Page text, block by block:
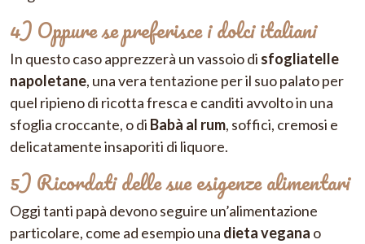
4) Oppure se preferisce i dolci italiani
In questo caso apprezzerà un vassoio di sfogliatelle
napoletane, una vera tentazione per il suo palato per
quel ripieno di ricotta fresca e canditi avvolto in una
sfoglia croccante, o di Babà al rum, soffici, cremosi e
delicatamente insaporiti di liquore.
5) Ricordati delle sue esigenze alimentari
Oggi tanti papà devono seguire un’alimentazione
particolare, come ad esempio una dieta vegana o